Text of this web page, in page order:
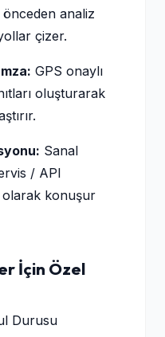
önceden analiz
çizer.
GPS onaylı
oluşturarak
Sanal
/ API
konuşur
İçin Özel
Durusu